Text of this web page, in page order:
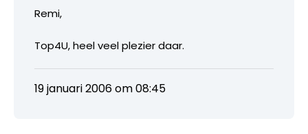
Remi,
Top4U, heel veel plezier daar.
19 januari 2006 om 08:45